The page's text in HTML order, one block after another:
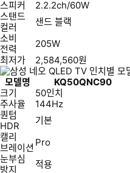
스피커 2.2.2ch/60W
스탠드
컬러
샌드 블랙
소비
전력
205W
최저가
2,584,560원
모델명
KQ50QNC90
크기
50인치
주사율
144Hz
퀀텀
HDR
기본
캘리
브레이션 Pro
눈부심
방지
적용